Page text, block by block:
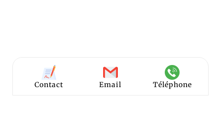
Contact Email Téléphone